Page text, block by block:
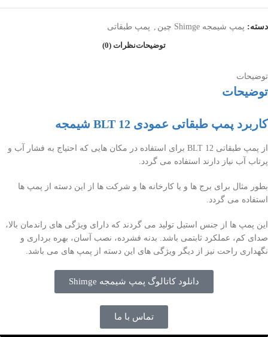
دسته: پمپ شیمجه Shimge چین پمپ طبقاتی
توضیحاتنظرات (0)
توضیحات
توضیحات
کاربرد پمپ طبقاتی عمودی BLT 12 شیمجه
از پمپ طبقاتی BLT 12 برای استفاده در مکان هایی که احتیاج به فشار آب و
پرتاب آب نیاز دارند استفاده می گردد.
بطور مثال برای برج ها و یا کارخانه ها و شرکت ها از این دسته از پمپ ها
استفاده می گردد.
این پمپ ها از جنس استیل تولید می گردند که دارای ویژگی های راندمان بالا،
صدای کم، عملکرد ثابتمی باشد. بدنه فشرده، نصب آسان، بهره برداری و
نگهداری راحت نیز از دیگر ویژگی های این دسته از پمپ های می باشد.
دانلود کاتالوگ پمپ شیمجه Shimge
تماس با ما